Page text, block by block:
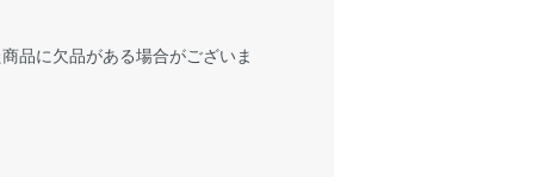
品に欠品がある場合がございま